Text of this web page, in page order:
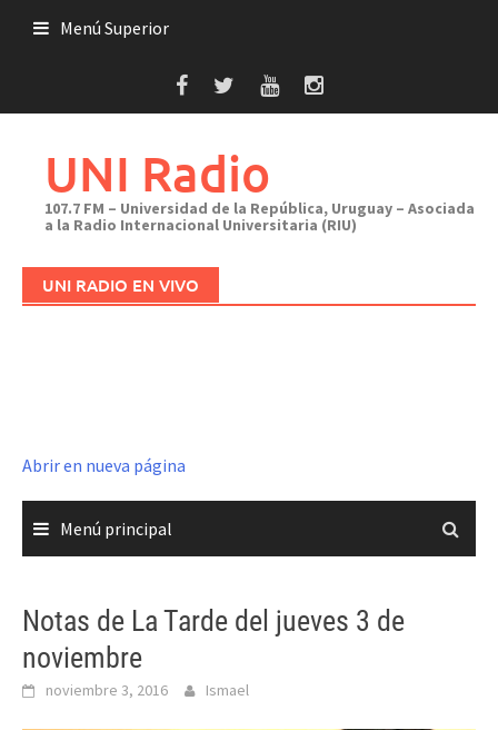
Menú Superior
UNI Radio
107.7 FM – Universidad de la República, Uruguay – Asociada
a la Radio Internacional Universitaria (RIU)
UNI RADIO EN VIVO
Abrir en nueva página
Menú principal
Notas de La Tarde del jueves 3 de
noviembre
noviembre 3, 2016 Ismael